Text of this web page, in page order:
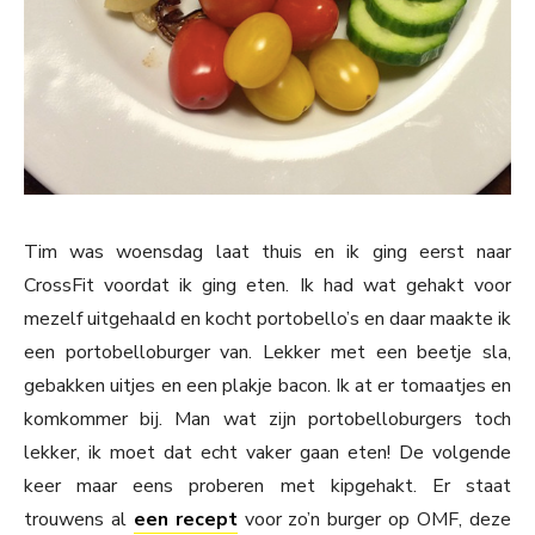
Tim was woensdag laat thuis en ik ging eerst naar
CrossFit voordat ik ging eten. Ik had wat gehakt voor
mezelf uitgehaald en kocht portobello’s en daar maakte ik
een portobelloburger van. Lekker met een beetje sla,
gebakken uitjes en een plakje bacon. Ik at er tomaatjes en
komkommer bij. Man wat zijn portobelloburgers toch
lekker, ik moet dat echt vaker gaan eten! De volgende
keer maar eens proberen met kipgehakt. Er staat
trouwens al een receptvoor zo’n burger op OMF, deze